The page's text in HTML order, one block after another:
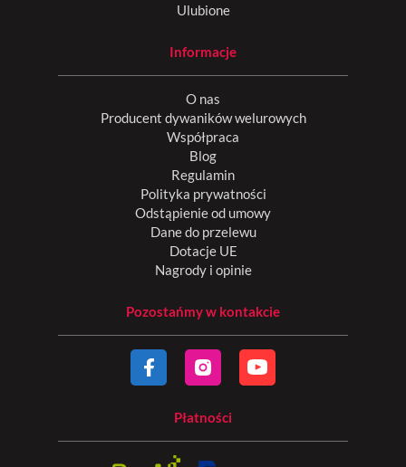
Ulubione
Informacje
O nas
Producent dywaników welurowych
Współpraca
Blog
Regulamin
Polityka prywatności
Odstąpienie od umowy
Dane do przelewu
Dotacje UE
Nagrody i opinie
Pozostańmy w kontakcie
Płatności